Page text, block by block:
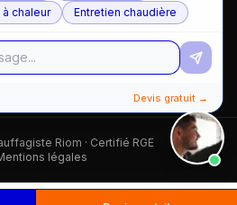
Riom · Certifié RGE
légales
chaleur
Entretien chaudière
Devis gratuit →